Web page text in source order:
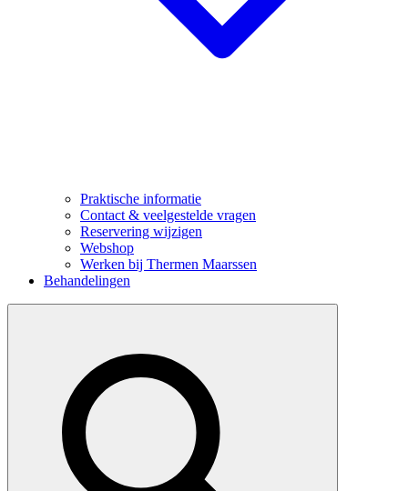
Praktische informatie
Contact & veelgestelde vragen
Reservering wijzigen
Webshop
Werken bij Thermen Maarssen
Behandelingen